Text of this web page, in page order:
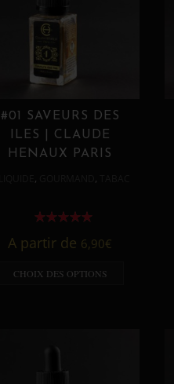
#01 SAVEURS DES
ILES | CLAUDE
HENAUX PARIS
, ,
A partir de 6,90€
CHOIX DES OPTIONS